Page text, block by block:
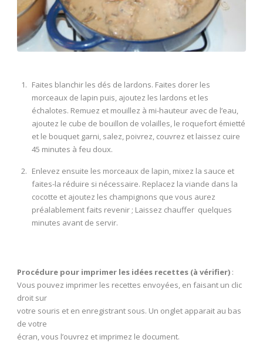
Faites blanchir les dés de lardons. Faites dorer les
morceaux de lapin puis, ajoutez les lardons et les
échalotes. Remuez et mouillez à mi-hauteur avec de l’eau,
ajoutez le cube de bouillon de volailles, le roquefort émietté
et le bouquet garni, salez, poivrez, couvrez et laissez cuire
45 minutes à feu doux.
Enlevez ensuite les morceaux de lapin, mixez la sauce et
faites-la réduire si nécessaire. Replacez la viande dans la
cocotte et ajoutez les champignons que vous aurez
préalablement faits revenir ; Laissez chauffer quelques
minutes avant de servir.
Procédure pour imprimer les idées recettes (à vérifier) :
Vous pouvez imprimer les recettes envoyées, en faisant un clic
droit sur
votre souris et en enregistrant sous. Un onglet apparait au bas
de votre
écran, vous l’ouvrez et imprimez le document.